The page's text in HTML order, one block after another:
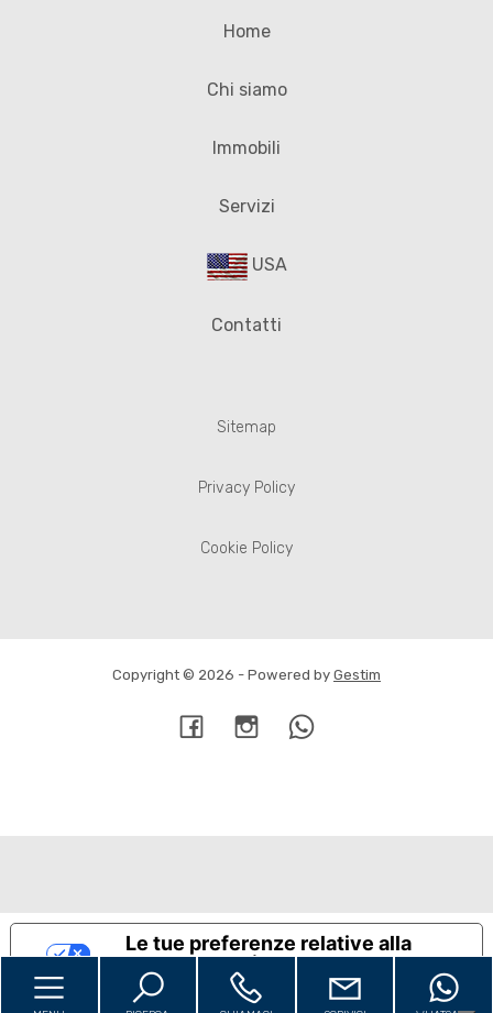
Home
Chi siamo
Immobili
Servizi
USA
Contatti
Sitemap
Privacy Policy
Cookie Policy
Copyright © 2026 - Powered by Gestim
Informativa sulla raccolta
Le tue preferenze relative alla
privacy